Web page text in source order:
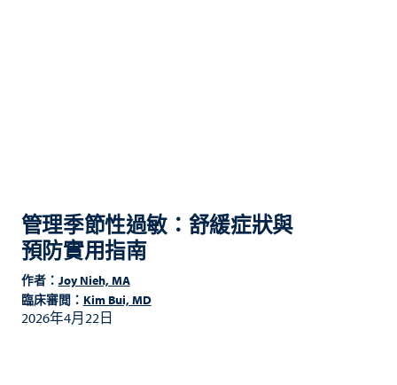
管理季節性過敏：舒緩症狀與
預防實用指南
作者： Joy Nieh, MA
臨床審閲： Kim Bui, MD
2026年4月22日